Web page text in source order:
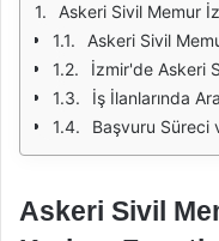
Askeri Sivil Memur İzmir
Askeri Sivil
İzmir'de Askeri
İş İlanlarında
Başvuru Süreci
Askeri Sivil